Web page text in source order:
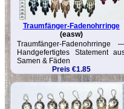
Traumfänger-Fadenohrringe
(easw)
Traumfänger-Fadenohrringe
Handgefertigtes Statement
Samen & Fäden
Preis €1.85